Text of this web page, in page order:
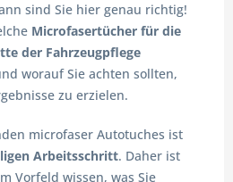
sind Sie hier genau richtig!
Microfasertücher für die
der Fahrzeugpflege
worauf Sie achten sollten,
zu erzielen.
microfaser Autotuches ist
Arbeitsschritt. Daher ist
Vorfeld wissen, was Sie